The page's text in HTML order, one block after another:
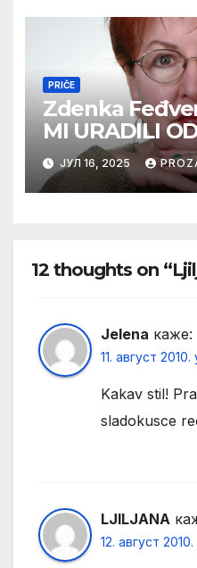
PRIČE
Zdenka
MI URADILI
MAMA*
ЈУЛ 16, 2025
12 thoughts on
Jelena каже:
11. август 2010.
Kakav stil!
sladokusce
LJILJANA
12. август